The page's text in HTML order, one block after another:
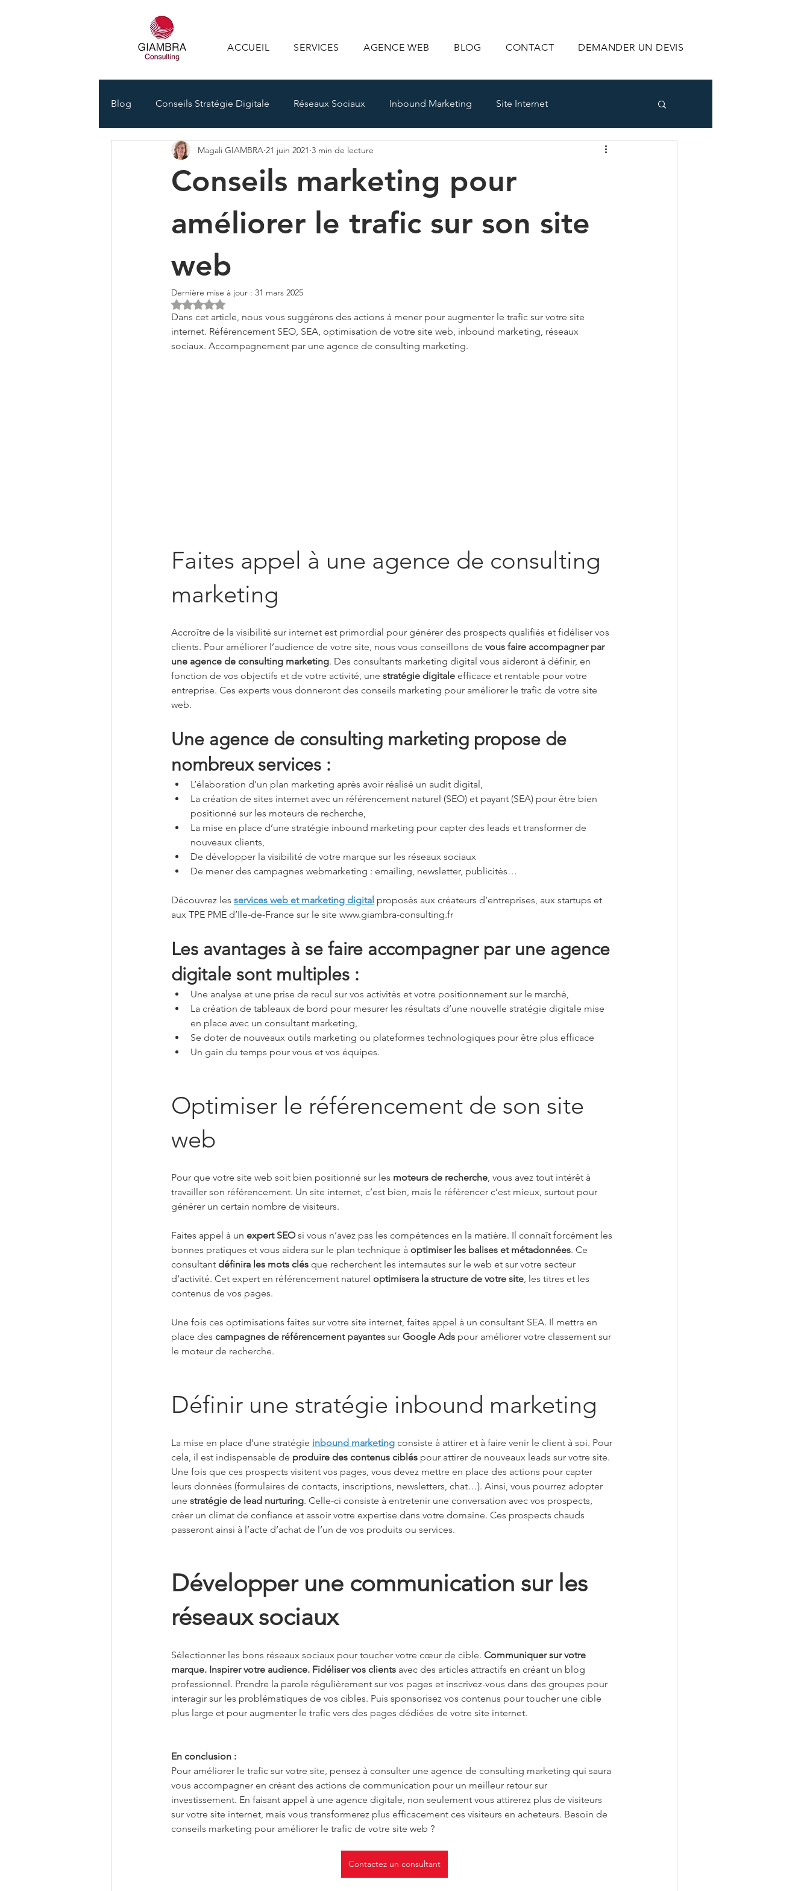
ACCUEIL SERVICES AGENCE WEB BLOG CONTACT DEMANDER UN DEVIS
Blog Conseils Stratégie Digitale Réseaux Sociaux Inbound Marketing Site Internet
Référencement SEO SEA SMO IA
Conseils marketing pour
améliorer le trafic sur son site
web
Magali GIAMBRA 21 juin 2021 3 min de lecture
Dernière mise à jour : 31 mars 2025
Noté NaN étoiles sur 5.
Dans cet article, nous vous suggérons des actions à mener pour augmenter le trafic sur votre site
internet. Référencement SEO, SEA, optimisation de votre site web, inbound marketing, réseaux
sociaux. Accompagnement par une agence de consulting marketing.
Faites appel à une agence de consulting
marketing
Accroître de la visibilité sur internet est primordial pour générer des prospects qualifiés et fidéliser vos
clients. Pour améliorer l’audience de votre site, nous vous conseillons de vous faire accompagner par
une agence de consulting marketing. Des consultants marketing digital vous aideront à définir, en
fonction de vos objectifs et de votre activité, une stratégie digitale efficace et rentable pour votre
entreprise. Ces experts vous donneront des conseils marketing pour améliorer le trafic de votre site
web.
Une agence de consulting marketing propose de
nombreux services :
L’élaboration d’un plan marketing après avoir réalisé un audit digital,
La création de sites internet avec un référencement naturel (SEO) et payant (SEA) pour être bien
positionné sur les moteurs de recherche,
La mise en place d’une stratégie inbound marketing pour capter des leads et transformer de
nouveaux clients,
De développer la visibilité de votre marque sur les réseaux sociaux
De mener des campagnes webmarketing : emailing, newsletter, publicités…
Découvrez les services web et marketing digital proposés aux créateurs d’entreprises, aux startups et
aux TPE PME d’Ile-de-France sur le site www.giambra-consulting.fr
Les avantages à se faire accompagner par une agence
digitale sont multiples :
Une analyse et une prise de recul sur vos activités et votre positionnement sur le marché,
La création de tableaux de bord pour mesurer les résultats d’une nouvelle stratégie digitale mise
en place avec un consultant marketing,
Se doter de nouveaux outils marketing ou plateformes technologiques pour être plus efficace
Un gain du temps pour vous et vos équipes.
Optimiser le référencement de son site
web
Pour que votre site web soit bien positionné sur les moteurs de recherche, vous avez tout intérêt à
travailler son référencement. Un site internet, c’est bien, mais le référencer c’est mieux, surtout pour
générer un certain nombre de visiteurs.
Faites appel à un expert SEO si vous n’avez pas les compétences en la matière. Il connaît forcément les
bonnes pratiques et vous aidera sur le plan technique à optimiser les balises et métadonnées. Ce
consultant définira les mots clés que recherchent les internautes sur le web et sur votre secteur
d’activité. Cet expert en référencement naturel optimisera la structure de votre site, les titres et les
contenus de vos pages.
Une fois ces optimisations faites sur votre site internet, faites appel à un consultant SEA. Il mettra en
place des campagnes de référencement payantes sur Google Ads pour améliorer votre classement sur
le moteur de recherche.
Définir une stratégie inbound marketing
La mise en place d'une stratégie inbound marketing consiste à attirer et à faire venir le client à soi. Pour
cela, il est indispensable de produire des contenus ciblés pour attirer de nouveaux leads sur votre site.
Une fois que ces prospects visitent vos pages, vous devez mettre en place des actions pour capter
leurs données (formulaires de contacts, inscriptions, newsletters, chat…). Ainsi, vous pourrez adopter
une stratégie de lead nurturing. Celle-ci consiste à entretenir une conversation avec vos prospects,
créer un climat de confiance et assoir votre expertise dans votre domaine. Ces prospects chauds
passeront ainsi à l’acte d’achat de l’un de vos produits ou services.
Développer une communication sur les
réseaux sociaux
Sélectionner les bons réseaux sociaux pour toucher votre cœur de cible. Communiquer sur votre
marque. Inspirer votre audience. Fidéliser vos clients avec des articles attractifs en créant un blog
professionnel. Prendre la parole régulièrement sur vos pages et inscrivez-vous dans des groupes pour
interagir sur les problématiques de vos cibles. Puis sponsorisez vos contenus pour toucher une cible
plus large et pour augmenter le trafic vers des pages dédiées de votre site internet.
En conclusion :
Pour améliorer le trafic sur votre site, pensez à consulter une agence de consulting marketing qui saura
vous accompagner en créant des actions de communication pour un meilleur retour sur
investissement. En faisant appel à une agence digitale, non seulement vous attirerez plus de visiteurs
sur votre site internet, mais vous transformerez plus efficacement ces visiteurs en acheteurs. Besoin de
conseils marketing pour améliorer le trafic de votre site web ?
Contactez un consultant